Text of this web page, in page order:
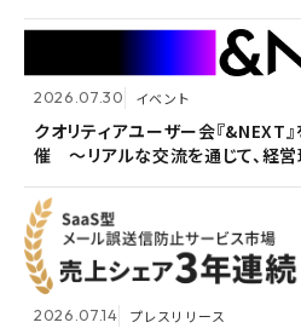
2026.07.30 イベント
クオリティアユーザー会『&NEXT
催 〜リアルな交流を通じて、経営
2026.07.14 プレスリリース
2026.07.09 自社ウェビナー
<7/30 ウェビナー開催>いまさら
2026.05.13 メンテナンス
ホームページ『メンテナンス作業に
知らせ